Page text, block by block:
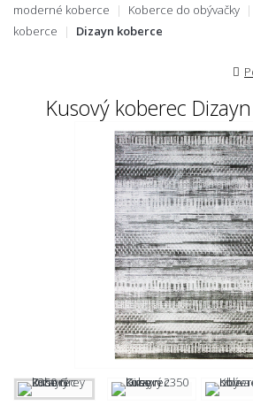
moderné koberce
Koberce do obývačky
koberce
Dizayn koberce
Kusový koberec